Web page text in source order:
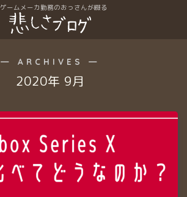
― ARCHIVES ―
2020年 9月